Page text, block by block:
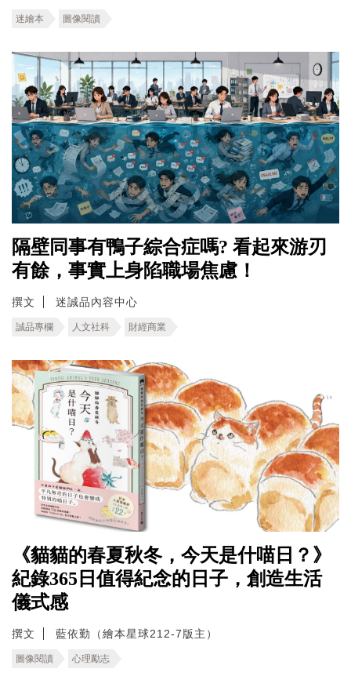
迷繪本 圖像閱讀
隔壁同事有鴨子綜合症嗎? 看起來游刃
有餘，事實上身陷職場焦慮！
撰文 迷誠品內容中心
誠品專欄 人文社科 財經商業
《貓貓的春夏秋冬，今天是什喵日？》
紀錄365日值得紀念的日子，創造生活
儀式感
撰文 藍依勤（繪本星球212-7版主）
圖像閱讀 心理勵志